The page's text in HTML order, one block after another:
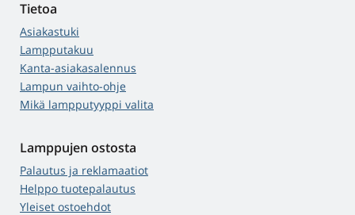
Tietoa
Asiakastuki
Lampputakuu
Kanta-asiakasalennus
Lampun vaihto-ohje
Mikä lampputyyppi valita
Lamppujen ostosta
Palautus ja reklamaatiot
Helppo tuotepalautus
Yleiset ostoehdot